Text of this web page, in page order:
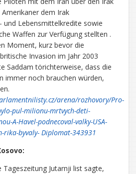
dem Irak
und Lebensmittelkredite sowie
Waffen zur Verfügung stellten .
Moment, kurz bevor die
Invasion im Jahr 2003
Saddam törichterweise, dass die
immer noch brauchen würden,
arena/rozhovory/Pro-
pul-milionu-mrtvych-deti-
A-Havel-podnecoval-valky-USA-
rika-byvaly- Diplomat-343931
Tageszeitung Jutarnji list sagte,